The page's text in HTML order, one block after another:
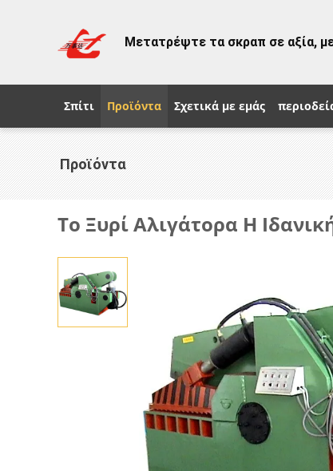
Μετατρέψτε τα σκραπ σε αξία,
Σπίτι Προϊόντα Σχετικά με εμάς
Προϊόντα
Το Ξυρί Αλιγάτορα Η